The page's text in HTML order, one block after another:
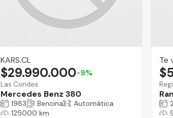
KARS.CL
Las Condes
Mercedes Benz 380
$29.990.000-9%
1983 Bencina
Automática
125000 km
Te